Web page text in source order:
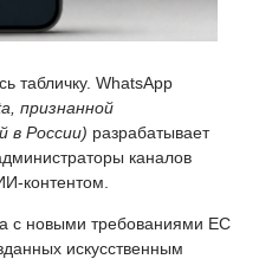
табличку. WhatsApp
признанной
в России) разрабатывает
каналов
контентом.
с новыми требованиями ЕС
искусственным